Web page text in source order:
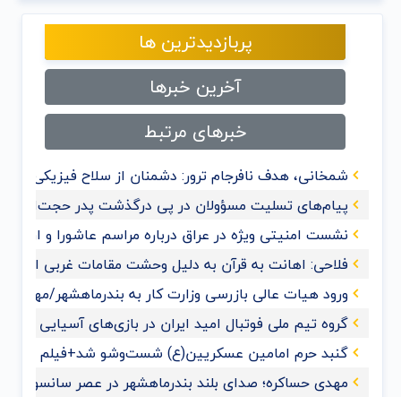
پربازدیدترین ها
آخرین خبرها
خبرهای مرتبط
شمخانی، هدف نافرجام ترور: دشمنان از سلاح فیزیکی
پیام‌های تسلیت مسؤولان در پی درگذشت پدر
نشست امنیتی ویژه در عراق درباره مراسم عاشورا و
فلاحی: اهانت به قرآن‌ به دلیل وحشت مقامات غربی از
ورود هیات عالی بازرسی وزارت کار به بندرماهشهر/مهدی
گروه تیم ملی فوتبال امید ایران در بازی‌های آسیایی
گنبد حرم امامین عسکریین(ع) شست‌وشو شد+فیلم و
مهدی حساکره؛ صدای بلند بندرماهشهر در عصر سانسور و